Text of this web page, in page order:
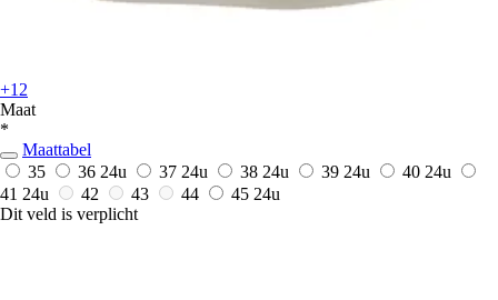
+12
Maat
*
Maattabel
35
36 24u 37 24u 38 24u 39 24u 40 24u
41 24u 42 43 44 45 24u
Dit veld is verplicht